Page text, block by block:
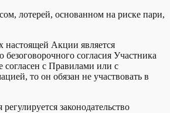
лотерей, основанном на риске пари,
Акции является
согласия Участника
с Правилами или с
то он обязан не участвовать в
законодательство